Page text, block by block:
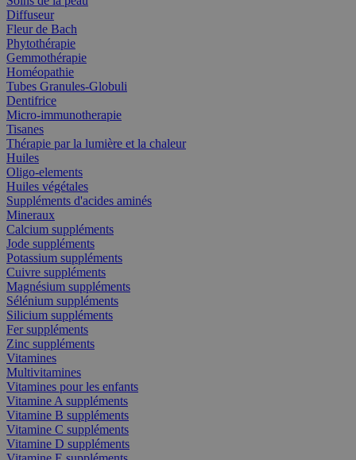
Diffuseur
Fleur de Bach
Phytothérapie
Gemmothérapie
Homéopathie
Tubes Granules-Globuli
Dentifrice
Micro-immunotherapie
Tisanes
Thérapie par la lumière et la chaleur
Huiles
Oligo-elements
Huiles végétales
Suppléments d'acides aminés
Mineraux
Calcium suppléments
Jode suppléments
Potassium suppléments
Cuivre suppléments
Magnésium suppléments
Sélénium suppléments
Silicium suppléments
Fer suppléments
Zinc suppléments
Vitamines
Multivitamines
Vitamines pour les enfants
Vitamine A suppléments
Vitamine B suppléments
Vitamine C suppléments
Vitamine D suppléments